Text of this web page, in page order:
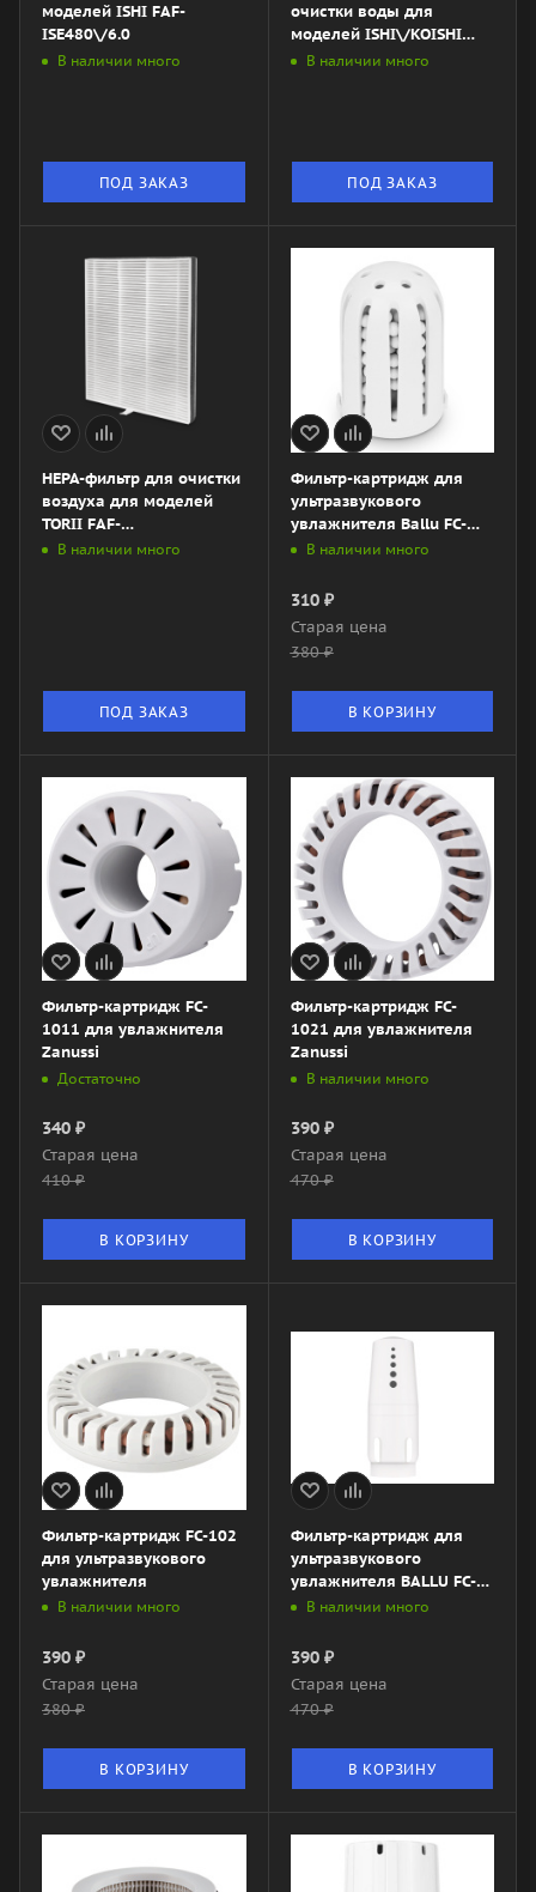
моделей ISHI FAF-
ISE480\/6.0
В наличии много
ПОД ЗАКАЗ
очистки воды для
моделей ISHI\/KOISHI
FWF-ISE480\/KIE300
В наличии много
ПОД ЗАКАЗ
HEPA-фильтр для очистки
воздуха для моделей
TORII FAF-
TRE600\/6.0_HEPA
В наличии много
ПОД ЗАКАЗ
Фильтр-картридж для
ультразвукового
увлажнителя Ballu FC-
103В наличии много
310₽
Старая цена
380₽
В КОРЗИНУ
Фильтр-картридж FC-
1011 для увлажнителя
Zanussi
Достаточно
340 ₽
Старая цена
410₽
В КОРЗИНУ
Фильтр-картридж FC-
1021 для увлажнителя
Zanussi
В наличии много
390₽
Старая цена
470₽
В КОРЗИНУ
Фильтр-картридж FC-102
для ультразвукового
увлажнителя
В наличии много
390 ₽
Старая цена
380₽
В КОРЗИНУ
Фильтр-картридж для
ультразвукового
увлажнителя BALLU FC-
400В наличии много
390₽
Старая цена
470₽
В КОРЗИНУ